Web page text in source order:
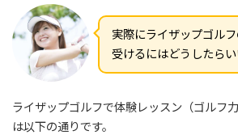
実際にライザップゴル
受けるにはどうしたらい
ライザップゴルフで体験レッスン（ゴルフ
は以下の通りです。